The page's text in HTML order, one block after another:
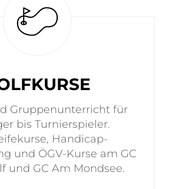
Gruppenunterricht für
bis Turnierspieler.
Handicap-
und ÖGV-Kurse am GC
und GC Am Mondsee.